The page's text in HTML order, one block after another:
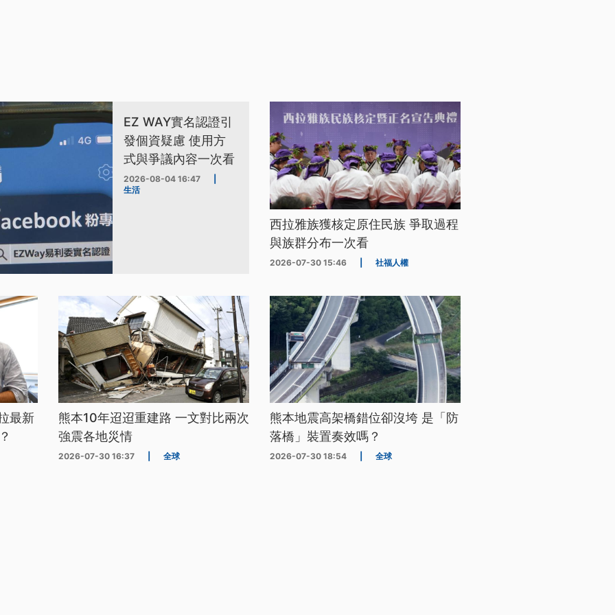
EZ WAY實名認證引
發個資疑慮 使用方
式與爭議內容一次看
2026-08-04 16:47
生活
西拉雅族獲核定原住民族 爭取過程
與族群分布一次看
2026-07-30 15:46 社福人權
最新
熊本10年迢迢重建路 一文對比兩次
強震各地災情
2026-07-30 16:37 全球
熊本地震高架橋錯位卻沒垮 是「防
落橋」裝置奏效嗎？
2026-07-30 18:54 全球